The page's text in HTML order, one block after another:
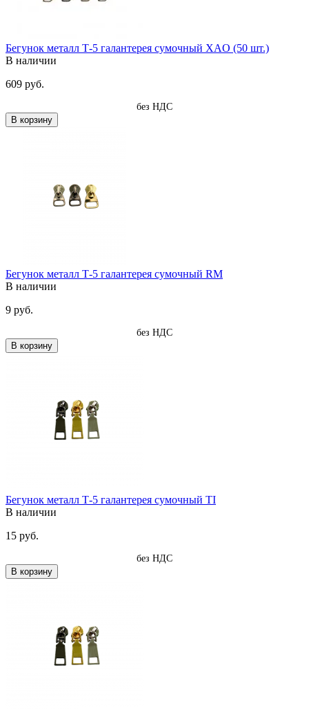
Бегунок металл Т-5 галантерея сумочный XAO (50 шт.)
В наличии
609 руб.
без НДС
В корзину
Бегунок металл Т-5 галантерея сумочный RM
В наличии
9 руб.
без НДС
В корзину
Бегунок металл Т-5 галантерея сумочный TI
В наличии
15 руб.
без НДС
В корзину